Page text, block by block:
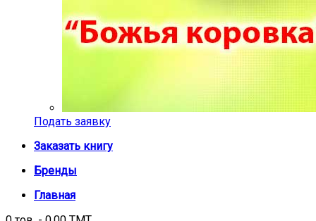
Подать заявку
Заказать книгу
Бренды
Главная